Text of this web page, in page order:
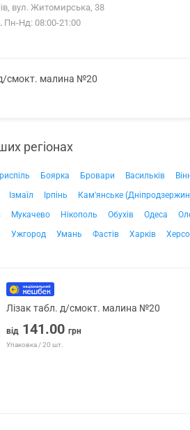
вул. Житомирська, 38
. Пн-Нд: 08:00-21:00
смокт. малина №20
регіонах
Боярка Бровари Васильків
Ізмаїл Ірпінь Кам'янське
Мукачево Нікополь Обухів Одеса
Ужгород Умань Фастів Харків
Лізак табл. д/смокт. малина №20
від 141.00 грн
Упаковка / 20 шт.